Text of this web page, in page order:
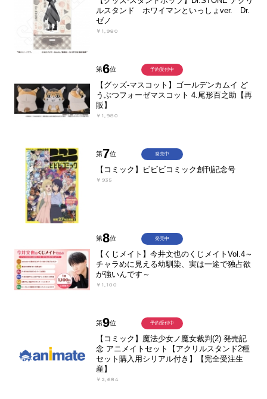
ルスタンド ホワイマンといっしょver. Dr.
ゼノ
￥1,980
第6位
【グッズ-マスコット】ゴールデンカムイ ど
うぶつフォーゼマスコット 4.尾形百之助【再
販】
￥1,980
予約受付中
第7位
【コミック】ビビビコミック創刊記念号
￥935
発売中
第8位
【くじメイト】今井文也のくじメイトVol.4～
チャラめに見える幼馴染、実は一途で独占欲
が強いんです～
￥1,100
発売中
第9位
【コミック】魔法少女ノ魔女裁判(2) 発売記
念 アニメイトセット【アクリルスタンド2種
セット購入用シリアル付き】【完全受注生
産】
￥2,684
予約受付中